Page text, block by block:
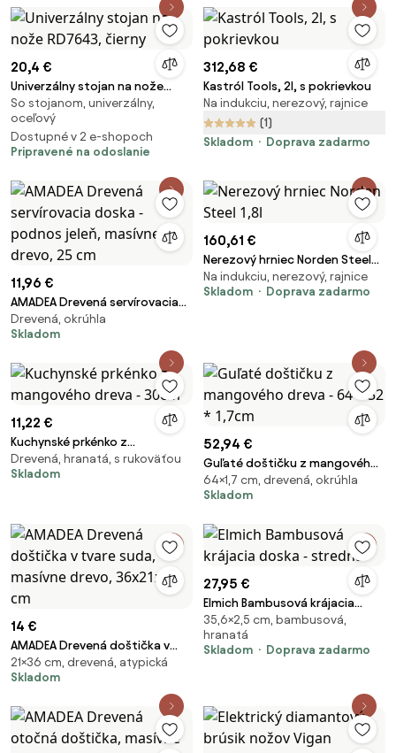
20,4 €
Univerzálny stojan na nože
RD7643, čierny
So stojanom, univerzálny,
oceľový
Dostupné v 2 e-shopoch
Pripravené na odoslanie
312,68 €
Kastról Tools, 2l, s pokrievkou
Na indukciu, nerezový, rajnice
(1)
Skladom
Doprava zadarmo
11,96 €
AMADEA Drevená servírovacia
doska - podnos jeleň, masívne
drevo, 25 cm
Drevená, okrúhla
Skladom
160,61 €
Nerezový hrniec Norden Steel
1,8l
Na indukciu, nerezový, rajnice
Skladom
Doprava zadarmo
11,22 €
Kuchynské prkénko z
mangového dreva - 30cm
Drevená, hranatá, s rukoväťou
Skladom
52,94 €
Guľaté doštičku z mangového
dreva - 64 * 52 * 1,7cm
64×1,7 cm, drevená, okrúhla
Skladom
14 €
AMADEA Drevená doštička v
tvare suda, masívne drevo,
36x21x1,5 cm
21×36 cm, drevená, atypická
Skladom
27,95 €
Elmich Bambusová krájacia
doska - stredná
35,6×2,5 cm, bambusová,
hranatá
Skladom
Doprava zadarmo